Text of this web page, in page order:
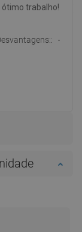
trabalho!
-